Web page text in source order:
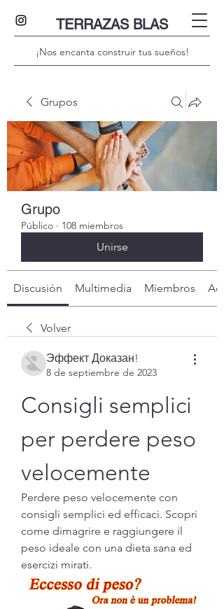
TERRAZAS BLAS
¡Nos encanta construir tus sueños!
Grupos
Grupo
Público · 108 miembros
Unirse
Discusión Multimedia Miembros
Volver
Эффект Доказан!
8 de septiembre de 2023
Consigli semplici
per perdere peso
velocemente
Perdere peso velocemente con
consigli semplici ed efficaci. Scopri
come dimagrire e raggiungere il
peso ideale con una dieta sana ed
esercizi mirati.